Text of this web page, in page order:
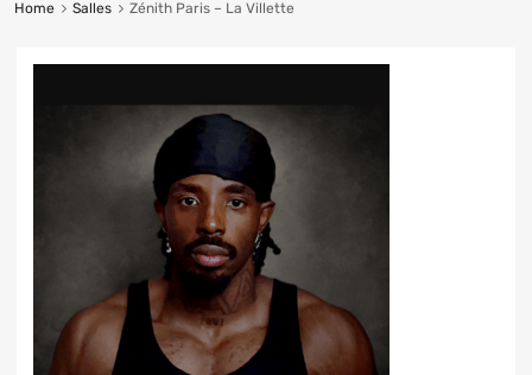
Home Salles Zénith Paris – La Villette